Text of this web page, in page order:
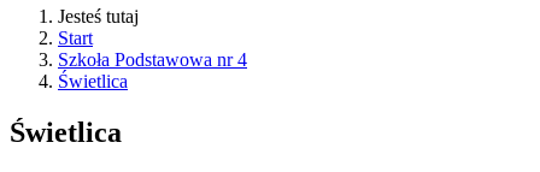
Jesteś tutaj
Start
Szkoła Podstawowa nr 4
Świetlica
Świetlica